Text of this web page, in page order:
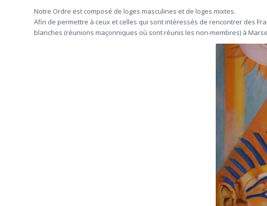
Notre Ordre est composé de loges masculines et de loges mixtes.
Afin de permettre à ceux et celles qui sont intéressés de rencontrer des
blanches (réunions maçonniques où sont réunis les non-membres) à